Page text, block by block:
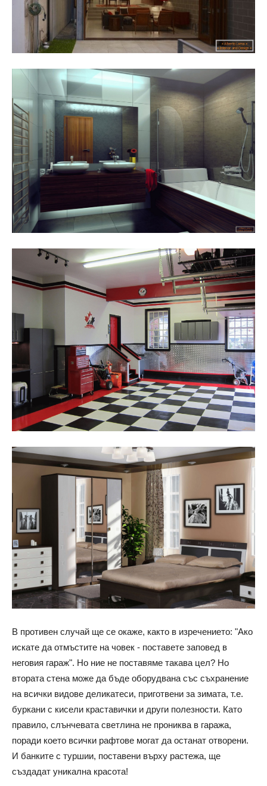
В противен случай ще се окаже, както в изречението: "Ако
искате да отмъстите на човек - поставете заповед в
неговия гараж". Но ние не поставяме такава цел? Но
втората стена може да бъде оборудвана със съхранение
на всички видове деликатеси, приготвени за зимата, т.е.
буркани с кисели краставички и други полезности. Като
правило, слънчевата светлина не прониква в гаража,
поради което всички рафтове могат да останат отворени.
И банките с туршии, поставени върху растежа, ще
създадат уникална красота!